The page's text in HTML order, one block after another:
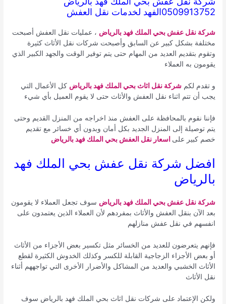
0509913752الفهد لخدمات نقل العفش
شركة نقل عفش بحي الملك فهد بالرياض ، عمليات نقل العفش أصبحت
مختلفة بشكل كبير عن السابق وأصبحت شركات نقل الأثاث كثيرة
وتقوم بتقديم العديد من المهام حتى يتم توفير الوقت والجهد الكبير الذي
يقومون به العملاء
و تقدم لكمشركة نقل اثاث بحي الملك فهد بالرياض كل الأعمال التي
يجب أن تتم اثناء نقل العفش والأثاث حتى لا يقوم العميل بأي شيء
فإننا نقوم بالمحافظة على العفش منذ اخراجه من المنزل القديم وحتى
يتم توصيلة إلى المنزل الجديد بكل أمان وبدون أي خسائر مع تقديم
خصم كبير على اسعار نقل العفش بحي الملك فهد بالرياض
افضل شركة نقل عفش بحي الملك فهد
بالرياض
شركة نقل عفش بحي الملك فهد بالرياض سوف تجعل العملاء لا يقومون
بعد الآن بنقل العفش والأثاث بمفردهم لأن العملاء الذين يعتمدون على
انفسهم في نقل عفش منازلهم
فإنهم يتعرضون للعديد من الخسائر مثل تكسير بعض الأجزاء من الأثاث
أو بعض الأجزاء الزجاجية القابلة للكسر وكذلك الخدوش الكثيرة لقطع
الأثاث الخشبي والعديد من المشاكل والأضرار الأخرى التي تواجههم أثناء
نقل الأثاث
ولكن الإعتماد على شركات نقل اثاث بحي الملك فهد بالرياض سوف